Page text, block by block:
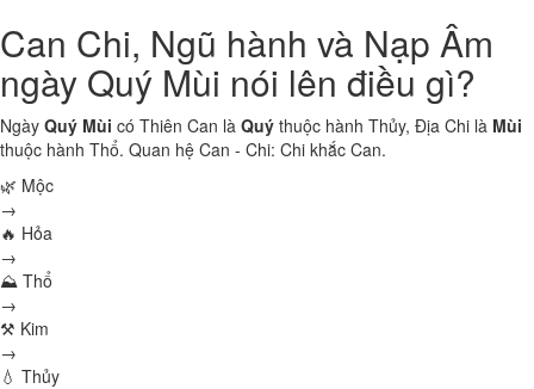
Can Chi, Ngũ hành và Nạp Âm
ngày Quý Mùi nói lên điều gì?
Ngày Quý Mùi có Thiên Can là Quý thuộc hành Thủy, Địa Chi là Mùi
thuộc hành Thổ. Quan hệ Can - Chi: Chi khắc Can.
🌿 Mộc
→
🔥 Hỏa
→
⛰ Thổ
→
⚒ Kim
→
💧 Thủy